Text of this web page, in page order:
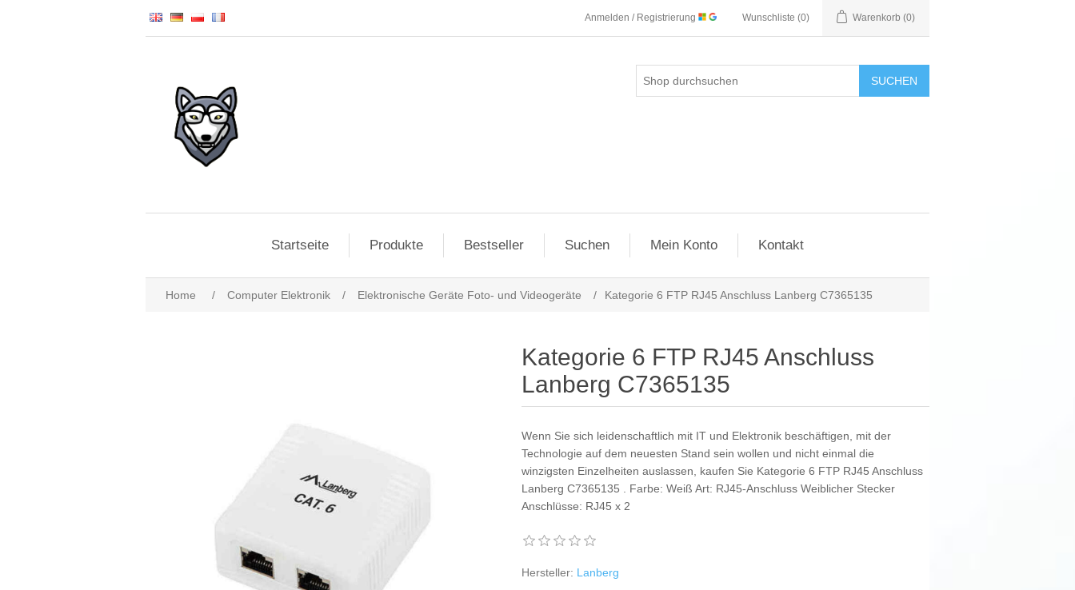
Anmelden / Registrierung Wunschliste (0) Warenkorb (0)
SUCHEN
Startseite Produkte Bestseller Suchen Mein Konto Kontakt
Home / Computer Elektronik / Elektronische Geräte Foto- und Videogeräte / Kategorie 6 FTP RJ45 Anschluss Lanberg C7365135
Kategorie 6 FTP RJ45 Anschluss
Lanberg C7365135
Wenn Sie sich leidenschaftlich mit IT und Elektronik beschäftigen, mit der
Technologie auf dem neuesten Stand sein wollen und nicht einmal die
winzigsten Einzelheiten auslassen, kaufen Sie Kategorie 6 FTP RJ45 Anschluss
Lanberg C7365135 . Farbe: Weiß Art: RJ45-Anschluss Weiblicher Stecker
Anschlüsse: RJ45 x 2
Hersteller: Lanberg